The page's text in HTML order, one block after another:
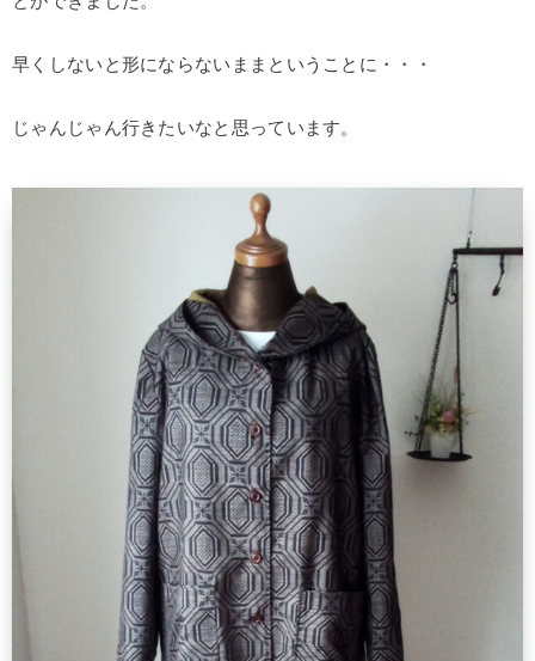
早くしないと形にならないままということに・・・
じゃんじゃん行きたいなと思っています。